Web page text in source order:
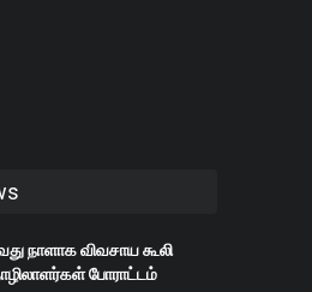
நாளாக விவசாய கூலி
போராட்டம்